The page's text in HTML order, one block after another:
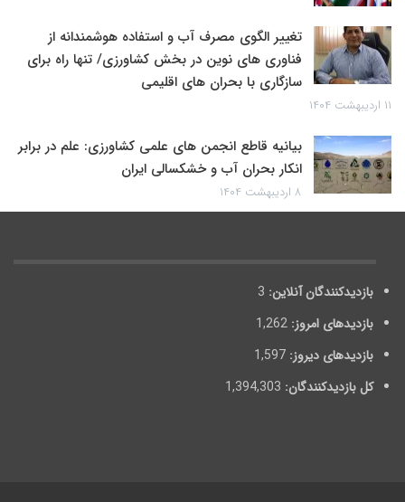
تغییر الگوی مصرف آب و استفاده هوشمندانه از
فناوری های نوین در بخش کشاورزی/ تنها راه برای
سازگاری با بحران های اقلیمی
۱۱ اردیبهشت ۱۴۰۴
بیانیه قاطع انجمن های علمی کشاورزی: علم در برابر
انکار بحران آب و خشکسالی ایران
۸ اردیبهشت ۱۴۰۴
بازدیدکنندگان آنلاین: 3
بازدیدهای امروز: 1,262
بازدیدهای دیروز: 1,597
کل بازدیدکنند‌گان: 1,394,303